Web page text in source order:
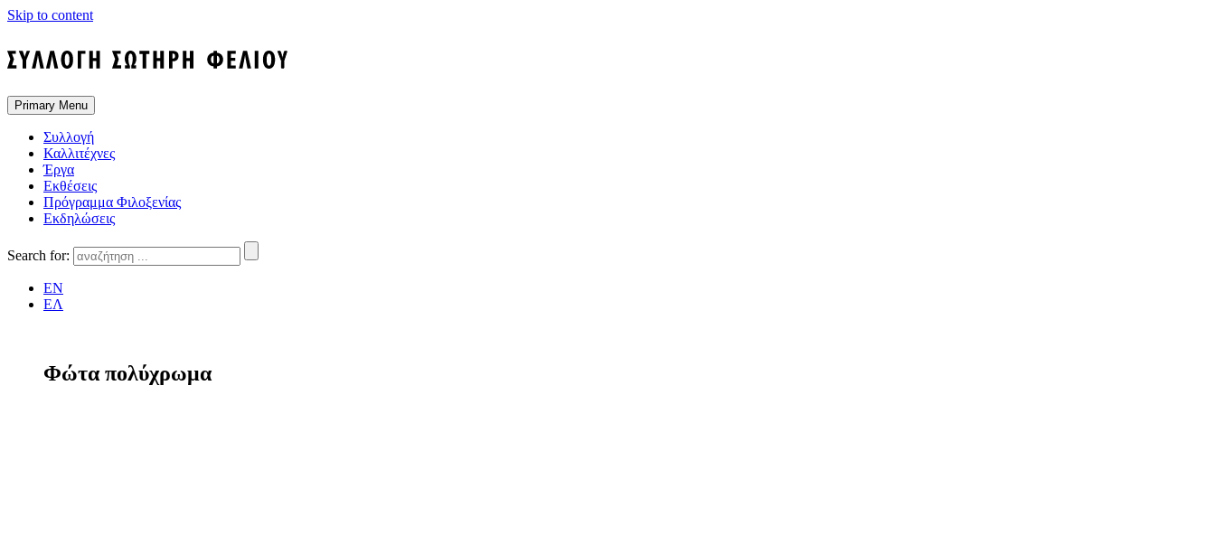
Skip to content
Primary Menu
Συλλογή
Καλλιτέχνες
Έργα
Εκθέσεις
Πρόγραμμα Φιλοξενίας
Εκδηλώσεις
Search for:
EN
ΕΛ
Φώτα πολύχρωμα